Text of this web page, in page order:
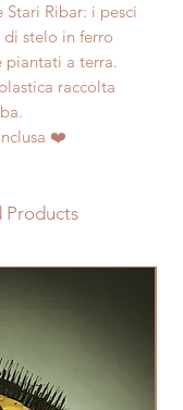
Ribar: i pesci
stelo in ferro
piantati a terra.
raccolta
❤️
Products